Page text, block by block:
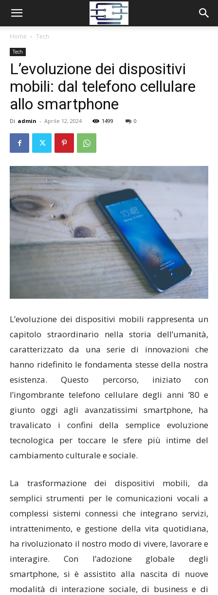
Home Tech
Tech
L’evoluzione dei dispositivi
mobili: dal telefono cellulare
allo smartphone
Di admin - Aprile 12, 2024 1499 0
L’evoluzione dei dispositivi mobili rappresenta un
capitolo straordinario nella storia dell’umanità,
caratterizzato da una serie di innovazioni che
hanno ridefinito le fondamenta stesse della nostra
esistenza. Questo percorso, iniziato con
l’ingombrante telefono cellulare degli anni ’80 e
giunto oggi agli avanzatissimi smartphone, ha
travalicato i confini della semplice evoluzione
tecnologica per toccare le sfere più intime del
cambiamento culturale e sociale.
La trasformazione dei dispositivi mobili, da
semplici strumenti per le comunicazioni vocali a
complessi sistemi connessi che integrano servizi,
intrattenimento, e gestione della vita quotidiana,
ha rivoluzionato il nostro modo di vivere, lavorare e
interagire. Con l’adozione globale degli
smartphone, si è assistito alla nascita di nuove
modalità di interazione sociale, di business e di